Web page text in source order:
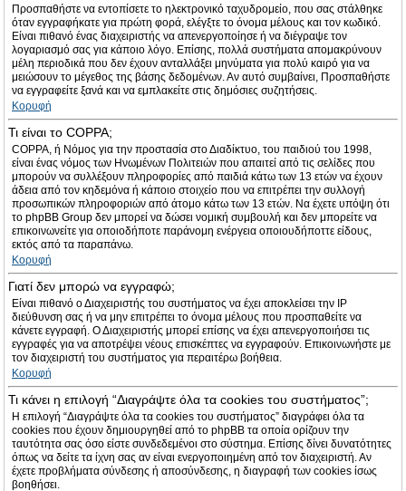
Προσπαθήστε να εντοπίσετε το ηλεκτρονικό ταχυδρομείο, που σας στάλθηκε
όταν εγγραφήκατε για πρώτη φορά, ελέγξτε το όνομα μέλους και τον κωδικό.
Είναι πιθανό ένας διαχειριστής να απενεργοποίησε ή να διέγραψε τον
λογαριασμό σας για κάποιο λόγο. Επίσης, πολλά συστήματα απομακρύνουν
μέλη περιοδικά που δεν έχουν ανταλλάξει μηνύματα για πολύ καιρό για να
μειώσουν το μέγεθος της βάσης δεδομένων. Αν αυτό συμβαίνει, Προσπαθήστε
να εγγραφείτε ξανά και να εμπλακείτε στις δημόσιες συζητήσεις.
Κορυφή
Τι είναι το COPPA;
COPPA, ή Νόμος για την προστασία στο Διαδίκτυο, του παιδιού του 1998,
είναι ένας νόμος των Ηνωμένων Πολιτειών που απαιτεί από τις σελίδες που
μπορούν να συλλέξουν πληροφορίες από παιδιά κάτω των 13 ετών να έχουν
άδεια από τον κηδεμόνα ή κάποιο στοιχείο που να επιτρέπει την συλλογή
προσωπικών πληροφοριών από άτομο κάτω των 13 ετών. Να έχετε υπόψη ότι
το phpBB Group δεν μπορεί να δώσει νομική συμβουλή και δεν μπορείτε να
επικοινωνείτε για οποιοδήποτε παράνομη ενέργεια οποιουδήποττε είδους,
εκτός από τα παραπάνω.
Κορυφή
Γιατί δεν μπορώ να εγγραφώ;
Είναι πιθανό ο Διαχειριστής του συστήματος να έχει αποκλείσει την IP
διεύθυνση σας ή να μην επιτρέπει το όνομα μέλους που προσπαθείτε να
κάνετε εγγραφή. Ο Διαχειριστής μπορεί επίσης να έχει απενεργοποιήσει τις
εγγραφές για να αποτρέψει νέους επισκέπτες να εγγραφούν. Επικοινωνήστε με
τον διαχειριστή του συστήματος για περαιτέρω βοήθεια.
Κορυφή
Τι κάνει η επιλογή “Διαγράψτε όλα τα cookies του συστήματος”;
Η επιλογή “Διαγράψτε όλα τα cookies του συστήματος” διαγράφει όλα τα
cookies που έχουν δημιουργηθεί από το phpBB τα οποία ορίζουν την
ταυτότητα σας όσο είστε συνδεδεμένοι στο σύστημα. Επίσης δίνει δυνατότητες
όπως να δείτε τα ίχνη σας αν είναι ενεργοποιημένη από τον διαχειριστή. Αν
έχετε προβλήματα σύνδεσης ή αποσύνδεσης, η διαγραφή των cookies ίσως
βοηθήσει.